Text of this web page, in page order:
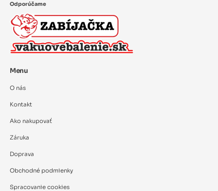
Odporúčame
Menu
O nás
Kontakt
Ako nakupovať
Záruka
Doprava
Obchodné podmienky
Spracovanie cookies